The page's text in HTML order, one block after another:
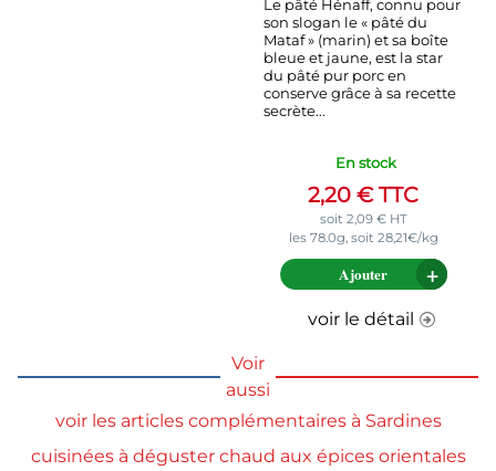
Le pâté Hénaff, connu pour
son slogan le « pâté du
Mataf » (marin) et sa boîte
bleue et jaune, est la star
du pâté pur porc en
conserve grâce à sa recette
secrète...
En stock
2,20 €TTC
soit 2,09 €HT
les 78.0g, soit 28,21€/kg
Ajouter
voir le détail
Voir
aussi
voir les articles complémentaires à Sardines
cuisinées à déguster chaud aux épices orientales